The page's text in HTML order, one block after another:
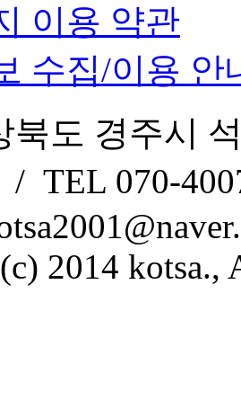
이용 약관
수집/이용 안
북도 경주시
/ TEL 070-
2014 kotsa.,